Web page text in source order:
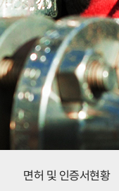
면허 및 인증서현황